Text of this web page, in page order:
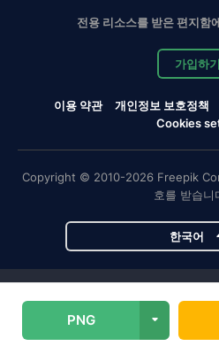
PNG
전용 리소스를 받은 편지함
가입하기
이용 약관 개인정보 보호정책
Cookies
Copyright © 2010-2026 Freepik
호를 받습니
한국어